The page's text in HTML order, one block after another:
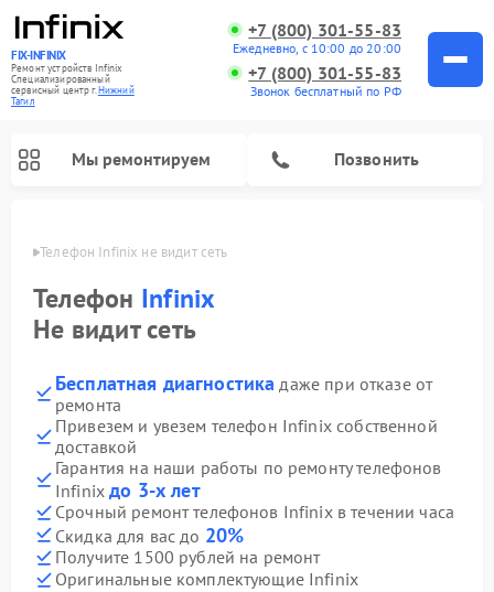
FIX-INFINIX
Ремонт устройств Infinix
Специализированный
cервисный центр г.Нижний
Тагил
+7 (800) 301-55-83
Ежедневно, с 10:00 до 20:00
+7 (800) 301-55-83
Звонок бесплатный по РФ
Мы ремонтируем Позвонить
Телефон Infinix не видит сеть
Телефон Infinix
Не видит сеть
Бесплатная диагностика даже при отказе от
ремонта
Привезем и увезем телефон Infinix собственной
доставкой
Гарантия на наши работы по ремонту телефонов
Infinixдо 3-х лет
Срочный ремонт телефонов Infinix в течении часа
Скидка для вас до 20%
Получите 1500 рублей на ремонт
Оригинальные комплектующие Infinix